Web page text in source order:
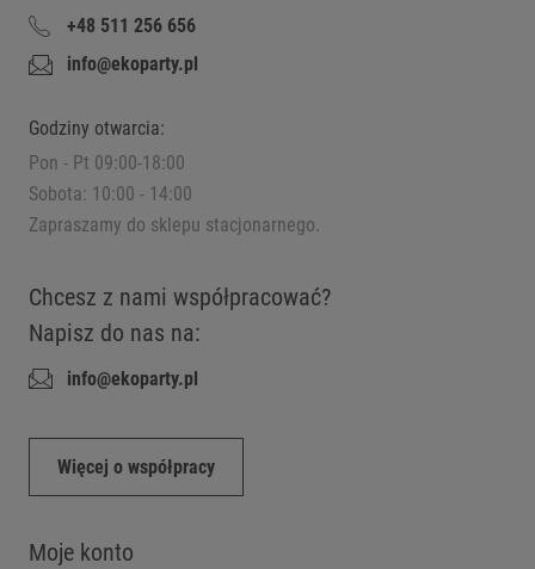
+48 511 256 656
info@ekoparty.pl
Godziny otwarcia:
Pon - Pt 09:00-18:00
Sobota: 10:00 - 14:00
Zapraszamy do sklepu stacjonarnego.
Chcesz z nami współpracować?
Napisz do nas na:
info@ekoparty.pl
Więcej o współpracy
Moje konto